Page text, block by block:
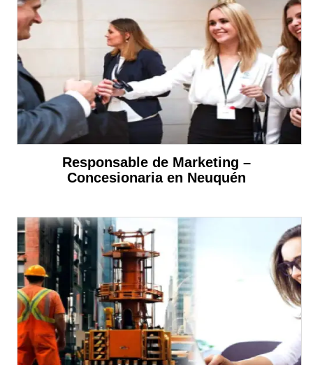
Responsable de Marketing –
Concesionaria en Neuquén